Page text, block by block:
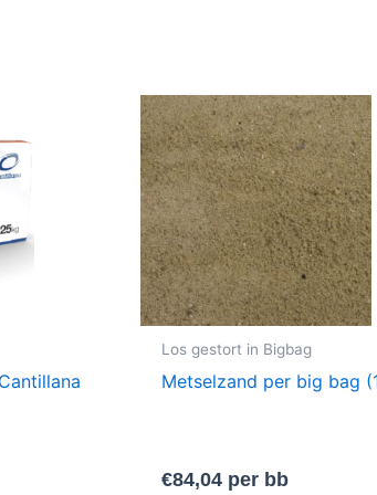
Los gestort in Bigbag
Metselzand per big bag
€84,04 per bb